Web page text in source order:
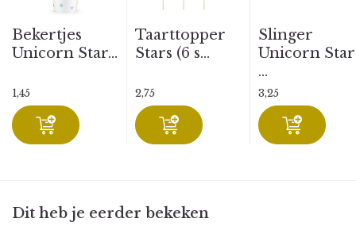
Bekertjes
Unicorn Star...
1,45
Taarttopper
Stars (6 s...
2,75
Slinger
Unicorn
...
3,25
Dit heb je eerder bekeken